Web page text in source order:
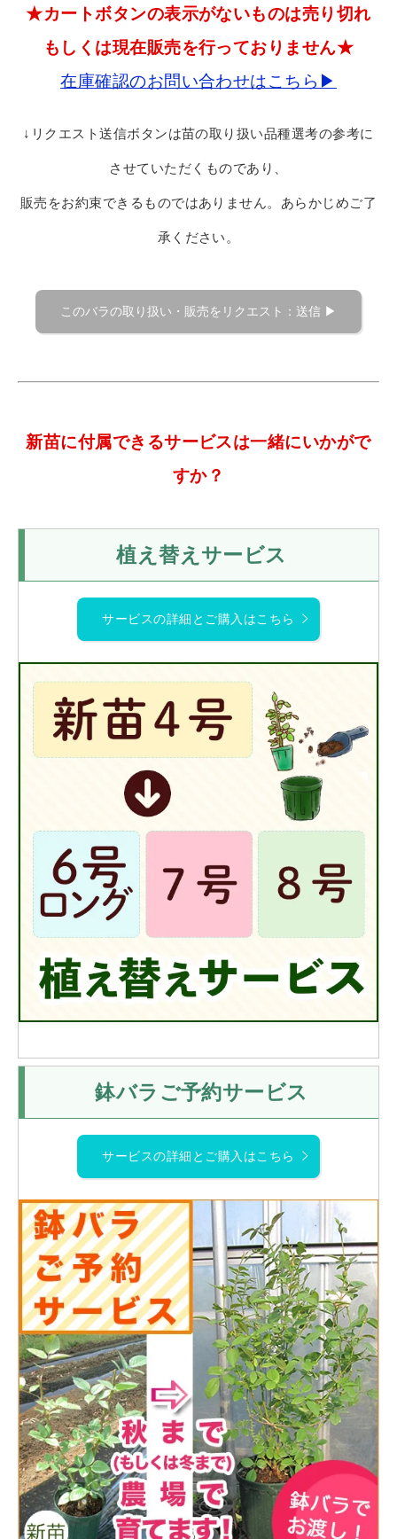
★カートボタンの表示がないものは売り切れ
もしくは現在販売を行っておりません★
在庫確認のお問い合わせはこちら▶
↓リクエスト送信ボタンは苗の取り扱い品種選考の参考に
させていただくものであり、
販売をお約束できるものではありません。あらかじめご了
承ください。
新苗に付属できるサービスは一緒にいかがで
すか？
植え替えサービス
サービスの詳細とご購入はこちら
鉢バラご予約サービス
サービスの詳細とご購入はこちら